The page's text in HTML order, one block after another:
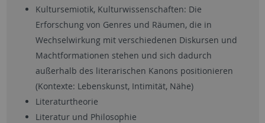
Kultursemiotik, Kulturwissenschaften: Die
Erforschung von Genres und Räumen, die in
Wechselwirkung mit verschiedenen Diskursen und
Machtformationen stehen und sich dadurch
außerhalb des literarischen Kanons positionieren
(Kontexte: Lebenskunst, Intimität, Nähe)
Literaturtheorie
Literatur und Philosophie